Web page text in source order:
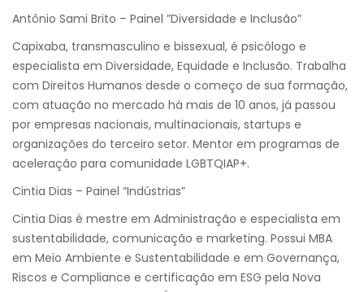
Antônio Sami Brito – Painel ”Diversidade e Inclusão”
Capixaba, transmasculino e bissexual, é psicólogo e
especialista em Diversidade, Equidade e Inclusão. Trabalha
com Direitos Humanos desde o começo de sua formação,
com atuação no mercado há mais de 10 anos, já passou
por empresas nacionais, multinacionais, startups e
organizações do terceiro setor. Mentor em programas de
aceleração para comunidade LGBTQIAP+.
Cintia Dias – Painel “Indústrias”
Cintia Dias é mestre em Administração e especialista em
sustentabilidade, comunicação e marketing. Possui MBA
em Meio Ambiente e Sustentabilidade e em Governança,
Riscos e Compliance e certificação em ESG pela Nova